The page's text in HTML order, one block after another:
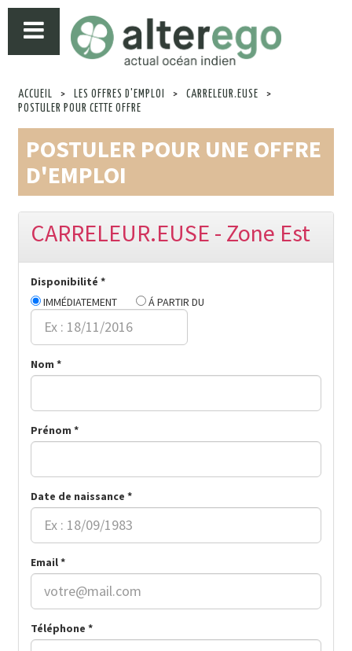
ACCUEIL > LES OFFRES D'EMPLOI > CARRELEUR.EUSE
>
POSTULER POUR CETTE OFFRE
POSTULER POUR UNE OFFRE
D'EMPLOI
CARRELEUR.EUSE - Zone Est
Disponibilité *
IMMÉDIATEMENT
Á PARTIR DU
Nom *
Prénom *
Date de naissance *
Email *
Téléphone *